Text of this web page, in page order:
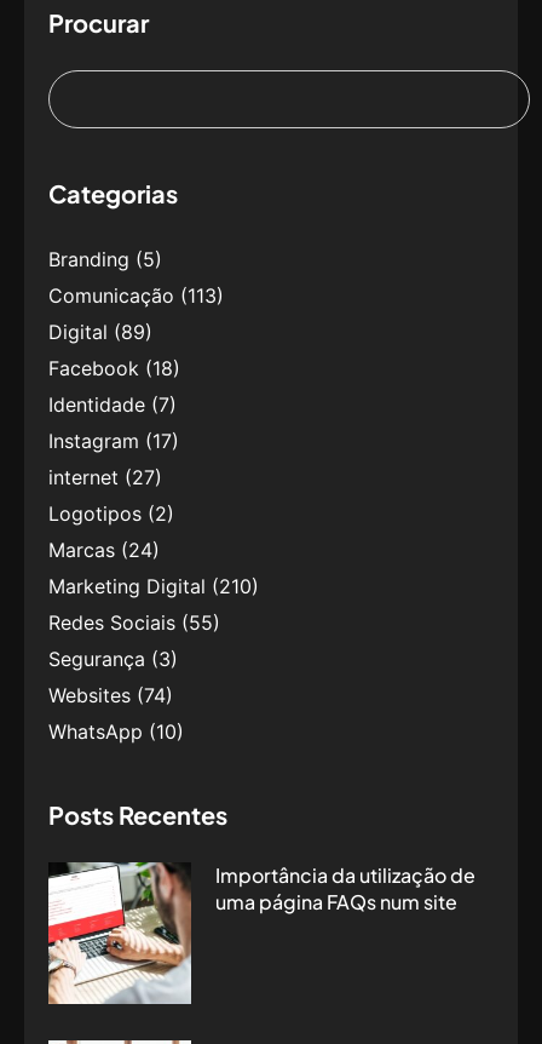
Procurar
Categorias
Branding (5)
Comunicação (113)
Digital (89)
Facebook (18)
Identidade (7)
Instagram (17)
internet (27)
Logotipos (2)
Marcas (24)
Marketing Digital (210)
Redes Sociais (55)
Segurança (3)
Websites (74)
WhatsApp (10)
Posts Recentes
Importância da utilização de
uma página FAQs num site